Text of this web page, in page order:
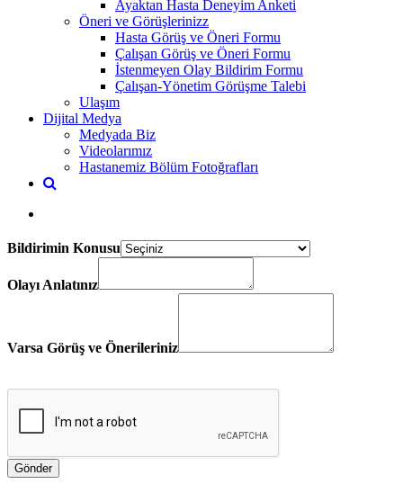
Ayaktan Hasta Deneyim Anketi
Öneri ve Görüşlerinizz
Hasta Görüş ve Öneri Formu
Çalışan Görüş ve Öneri Formu
İstenmeyen Olay Bildirim Formu
Çalışan-Yönetim Görüşme Talebi
Ulaşım
Dijital Medya
Medyada Biz
Videolarımız
Hastanemiz Bölüm Fotoğrafları
Bildirimin Konusu
Olayı Anlatınız
Varsa Görüş ve Önerileriniz